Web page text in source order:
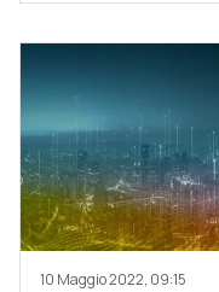
10 Maggio 2022, 09:15